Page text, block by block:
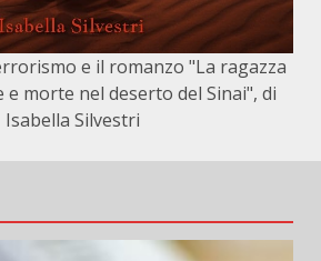
e il romanzo "La ragazza
e morte nel deserto del Sinai", di
Isabella Silvestri